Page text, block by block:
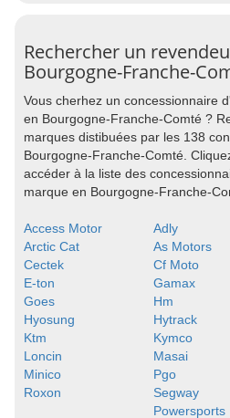
Rechercher un
Bourgogne-Franche-
Vous cherhez un concessionnaire
en Bourgogne-Franche-Comté ?
marques distibuées par les 138
Bourgogne-Franche-Comté.
accéder à la liste des
marque en Bourgogne-Franche-
Access Motor Adly
Arctic Cat
As Motors
Cectek
Cf Moto
E-ton
Gamax
Goes
Hm
Hyosung
Hytrack
Ktm
Kymco
Loncin
Masai
Minico
Pgo
Roxon
Segway
Powersports